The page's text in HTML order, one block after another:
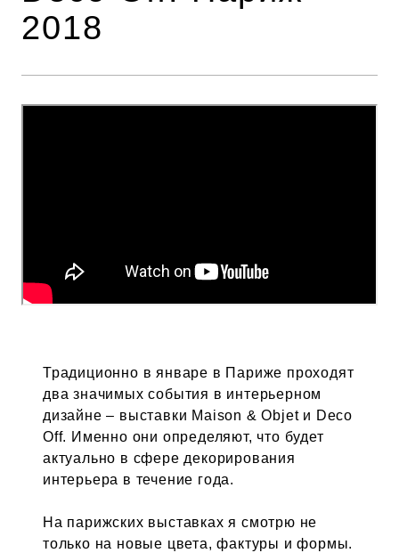
2018
Традиционно в январе в Париже проходят
два значимых события в интерьерном
дизайне – выставки Maison & Objet и Deco
Off. Именно они определяют, что будет
актуально в сфере декорирования
интерьера в течение года.
На парижских выставках я смотрю не
только на новые цвета, фактуры и формы.